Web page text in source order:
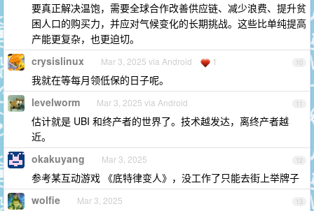
要真正解决温饱，需要全球合作改善供应链、减少浪费、提升贫
困人口的购买力，并应对气候变化的长期挑战。这些比单纯提高
产能更复杂，也更迫切。
10
crysislinux Mar 3, 2025 via Android 1
我就在等每月领低保的日子呢。
11
levelworm Mar 3, 2025 via Android
估计就是 UBI 和终产者的世界了。技术越发达，离终产者越
近。
12
okakuyang Mar 3, 2025
参考某互动游戏 《底特律变人》，没工作了只能去街上举牌子
13
wolfie Mar 3, 2025